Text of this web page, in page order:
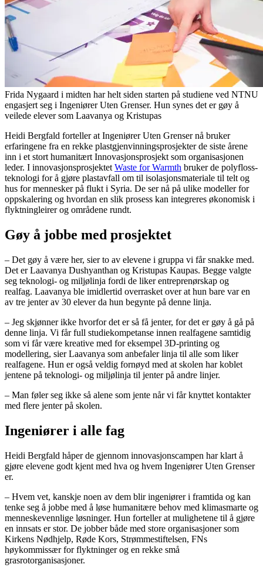
Frida Nygaard i midten har helt siden starten på studiene ved NTNU
engasjert seg i Ingeniører Uten Grenser. Hun synes det er gøy å
veilede elever som Laavanya og Kristupas
Heidi Bergfald forteller at Ingeniører Uten Grenser nå bruker
erfaringene fra en rekke plastgjenvinningsprosjekter de siste årene
inn i et stort humanitært Innovasjonsprosjekt som organisasjonen
leder. I innovasjonsprosjektet Waste for Warmth bruker de polyfloss-
teknologi for å gjøre plastavfall om til isolasjonsmateriale til telt og
hus for mennesker på flukt i Syria. De ser nå på ulike modeller for
oppskalering og hvordan en slik prosess kan integreres økonomisk i
flyktningleirer og områdene rundt.
Gøy å jobbe med prosjektet
– Det gøy å være her, sier to av elevene i gruppa vi får snakke med.
Det er Laavanya Dushyanthan og Kristupas Kaupas. Begge valgte
seg teknologi- og miljølinja fordi de liker entreprenørskap og
realfag. Laavanya ble imidlertid overrasket over at hun bare var en
av tre jenter av 30 elever da hun begynte på denne linja.
– Jeg skjønner ikke hvorfor det er så få jenter, for det er gøy å gå på
denne linja. Vi får full studiekompetanse innen realfagene samtidig
som vi får være kreative med for eksempel 3D-printing og
modellering, sier Laavanya som anbefaler linja til alle som liker
realfagene. Hun er også veldig fornøyd med at skolen har koblet
jentene på teknologi- og miljølinja til jenter på andre linjer.
– Man føler seg ikke så alene som jente når vi får knyttet kontakter
med flere jenter på skolen.
Ingeniører i alle fag
Heidi Bergfald håper de gjennom innovasjonscampen har klart å
gjøre elevene godt kjent med hva og hvem Ingeniører Uten Grenser
er.
– Hvem vet, kanskje noen av dem blir ingeniører i framtida og kan
tenke seg å jobbe med å løse humanitære behov med klimasmarte og
menneskevennlige løsninger. Hun forteller at mulighetene til å gjøre
en innsats er stor. De jobber både med store organisasjoner som
Kirkens Nødhjelp, Røde Kors, Strømmestiftelsen, FNs
høykommissær for flyktninger og en rekke små
grasrotorganisasjoner.